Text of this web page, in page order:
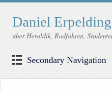
Daniel Erpelding
über Heraldik, Radfahren,
Secondary Navigation